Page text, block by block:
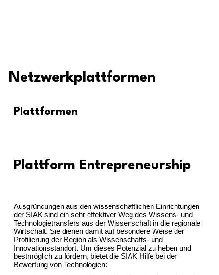
Netzwerkplattformen
Plattformen
Plattform Entrepreneurship
Ausgründungen aus den wissenschaftlichen Einrichtungen
der SIAK sind ein sehr effektiver Weg des Wissens- und
Technologietransfers aus der Wissenschaft in die regionale
Wirtschaft. Sie dienen damit auf besondere Weise der
Profilierung der Region als Wissenschafts- und
Innovationsstandort. Um dieses Potenzial zu heben und
bestmöglich zu fördern, bietet die SIAK Hilfe bei der
Bewertung von Technologien: